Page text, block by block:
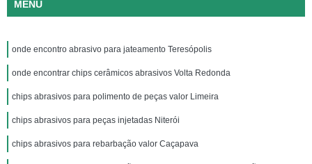
MENU
onde encontro abrasivo para jateamento Teresópolis
onde encontrar chips cerâmicos abrasivos Volta Redonda
chips abrasivos para polimento de peças valor Limeira
chips abrasivos para peças injetadas Niterói
chips abrasivos para rebarbação valor Caçapava